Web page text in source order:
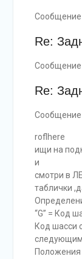
Сообщение
Re:
Сообщение
Re:
Сообщение
roflhere
ищи на
и
смотри в
таблички
“G” = Код
Код шасси
Положения